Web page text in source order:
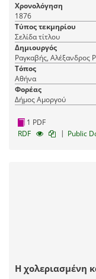
Χρονολόγηση
1876
Τύπος τεκμηρίου
Σελίδα τίτλου
Δημιουργός
Ραγκαβής, Αλέξανδρος
Τόπος
Αθήνα
Φορέας
Δήμος Αμοργού
1 PDF
RDF
| Public
Η χολεριασμένη